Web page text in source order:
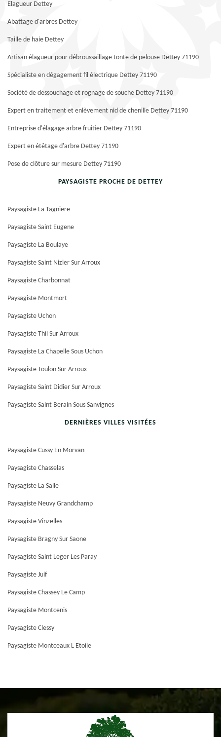
Elagueur Dettey
Abattage d'arbres Dettey
Taille de haie Dettey
Artisan élagueur pour débroussaillage tonte de pelouse Dettey 71190
Spécialiste en dégagement fil électrique Dettey 71190
Société de dessouchage et rognage de souche Dettey 71190
Expert en traitement et enlèvement nid de chenille Dettey 71190
Entreprise d'élagage arbre fruitier Dettey 71190
Expert en étêtage d'arbre Dettey 71190
Pose de clôture sur mesure Dettey 71190
PAYSAGISTE PROCHE DE DETTEY
Paysagiste La Tagniere
Paysagiste Saint Eugene
Paysagiste La Boulaye
Paysagiste Saint Nizier Sur Arroux
Paysagiste Charbonnat
Paysagiste Montmort
Paysagiste Uchon
Paysagiste Thil Sur Arroux
Paysagiste La Chapelle Sous Uchon
Paysagiste Toulon Sur Arroux
Paysagiste Saint Didier Sur Arroux
Paysagiste Saint Berain Sous Sanvignes
DERNIÈRES VILLES VISITÉES
Paysagiste Cussy En Morvan
Paysagiste Chasselas
Paysagiste La Salle
Paysagiste Neuvy Grandchamp
Paysagiste Vinzelles
Paysagiste Bragny Sur Saone
Paysagiste Saint Leger Les Paray
Paysagiste Juif
Paysagiste Chassey Le Camp
Paysagiste Montcenis
Paysagiste Clessy
Paysagiste Montceaux L Etoile